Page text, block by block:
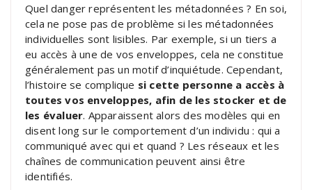
Quel danger représentent les métadonnées ? En soi,
cela ne pose pas de problème si les métadonnées
individuelles sont lisibles. Par exemple, si un tiers a
eu accès à une de vos enveloppes, cela ne constitue
généralement pas un motif d’inquiétude. Cependant,
l’histoire se complique si cette personne a accès à
toutes vos enveloppes, afin de les stocker et de
les évaluer. Apparaissent alors des modèles qui en
disent long sur le comportement d’un individu : qui a
communiqué avec qui et quand ? Les réseaux et les
chaînes de communication peuvent ainsi être
identifiés.